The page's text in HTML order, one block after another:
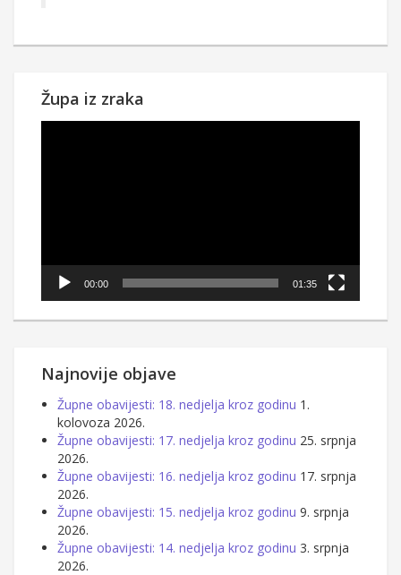
Župa iz zraka
00:00 01:35
Najnovije objave
Župne obavijesti: 18. nedjelja kroz godinu 1.
kolovoza 2026.
Župne obavijesti: 17. nedjelja kroz godinu 25. srpnja
2026.
Župne obavijesti: 16. nedjelja kroz godinu 17. srpnja
2026.
Župne obavijesti: 15. nedjelja kroz godinu 9. srpnja
2026.
Župne obavijesti: 14. nedjelja kroz godinu 3. srpnja
2026.